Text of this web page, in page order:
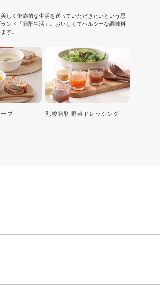
しく健康的な生活を送っていただきたいという思
ンド「発酵生活」。おいしくてヘルシーな調味料
す。
プ 乳酸発酵 野菜ドレッシング